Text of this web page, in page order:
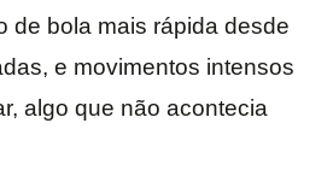
de bola mais rápida desde
e movimentos intensos
algo que não acontecia